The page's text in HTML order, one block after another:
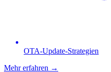
OTA-Update-Strategien
Mehr erfahren →